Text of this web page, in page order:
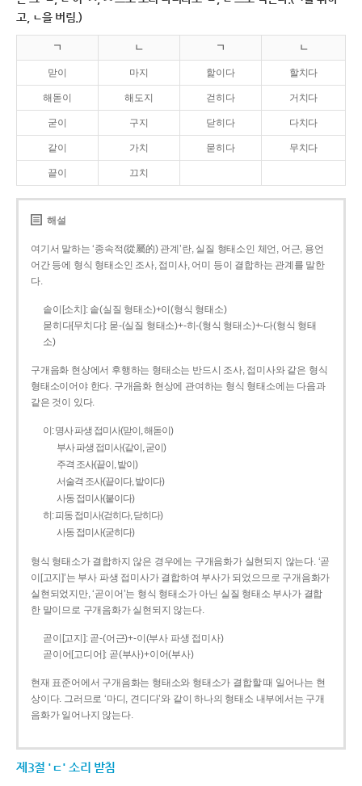
고, ㄴ을 버림.)
ㄱ ㄴ ㄱ ㄴ
맏이 마지 핥이다 할치다
해돋이 해도지 걷히다 거치다
굳이 구지 닫히다 다치다
같이 가치 묻히다 무치다
끝이 끄치
해설
여기서 말하는 ‘종속적(從屬的) 관계’란, 실질 형태소인 체언, 어근, 용언
어간 등에 형식 형태소인 조사, 접미사, 어미 등이 결합하는 관계를 말한
다.
솥이[소치]: 솥(실질 형태소)+이(형식 형태소)
묻히다[무치다]: 묻­-(실질 형태소)+­-히­-(형식 형태소)+-다(형식 형태
소)
구개음화 현상에서 후행하는 형태소는 반드시 조사, 접미사와 같은 형식
형태소이어야 한다. 구개음화 현상에 관여하는 형식 형태소에는 다음과
같은 것이 있다.
이: 명사 파생 접미사(맏이, 해돋이)
부사 파생 접미사(같이, 굳이)
주격 조사(끝이, 밭이)
서술격 조사(끝이다, 밭이다)
사동 접미사(붙이다)
히: 피동 접미사(걷히다, 닫히다)
사동 접미사(굳히다)
형식 형태소가 결합하지 않은 경우에는 구개음화가 실현되지 않는다. ‘곧
이[고지]’는 부사 파생 접미사가 결합하여 부사가 되었으므로 구개음화가
실현되었지만, ‘곧이어’는 형식 형태소가 아닌 실질 형태소 부사가 결합
한 말이므로 구개음화가 실현되지 않는다.
곧이[고지]: 곧-­(어근)+­-이(부사 파생 접미사)
곧이어[고디어]: 곧(부사)+이어(부사)
현재 표준어에서 구개음화는 형태소와 형태소가 결합할 때 일어나는 현
상이다. 그러므로 ‘마디, 견디다’와 같이 하나의 형태소 내부에서는 구개
음화가 일어나지 않는다.
제3절 'ㄷ' 소리 받침